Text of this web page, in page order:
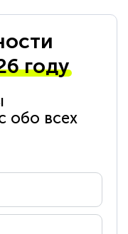
году
обо всех